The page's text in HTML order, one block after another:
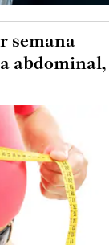
semana
abdominal,